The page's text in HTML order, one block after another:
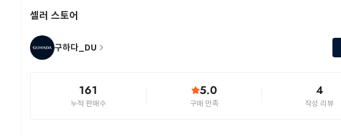
셀러 스토어
구하다_DU
161
누적 판매수
5.0
구매 만족
4
작성 리뷰